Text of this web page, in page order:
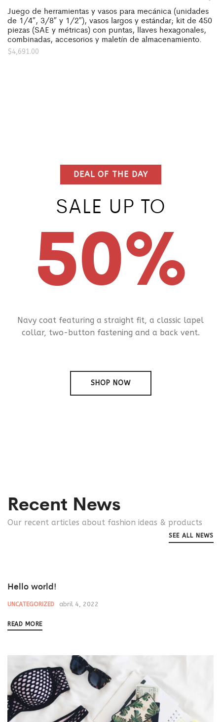
Juego de herramientas y vasos para mecánica (unidades
de 1/4″, 3/8″ y 1/2″), vasos largos y estándar; kit de 450
piezas (SAE y métricas) con puntas, llaves hexagonales,
combinadas, accesorios y maletín de almacenamiento.
$4,691.00
DEAL OF THE DAY
SALE UP TO
50%
Navy coat featuring a straight fit, a classic lapel
collar, two-button fastening and a back vent.
SHOP NOW
Recent News
Our recent articles about fashion ideas & products
SEE ALL NEWS
Hello world!
UNCATEGORIZED abril 4, 2022
READ MORE